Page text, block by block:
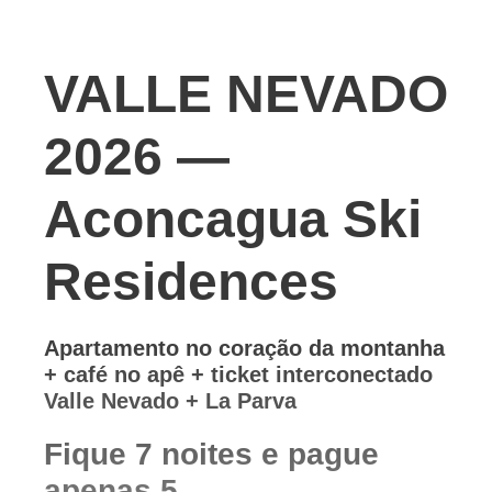
VALLE NEVADO
2026 —
Aconcagua Ski
Residences
Apartamento no coração da montanha
+ café no apê + ticket interconectado
Valle Nevado + La Parva
Fique 7 noites e pague